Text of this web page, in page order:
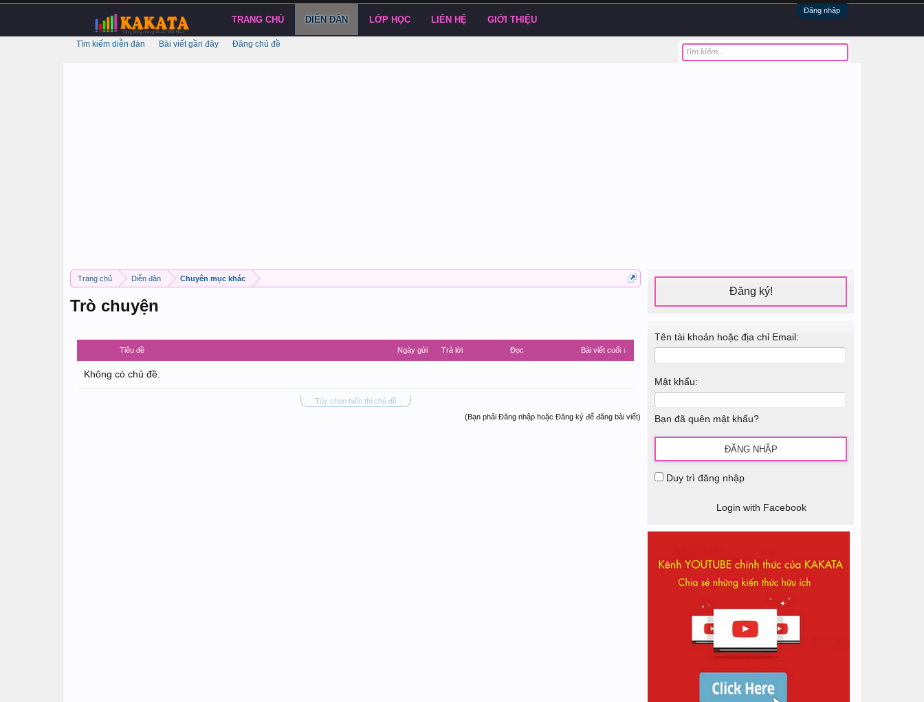
Đăng nhập
Trang chủ Diễn đàn Chuyên mục khác
Trò chuyện
Tiêu đề Ngày gửi Trả lời Đọc Bài viết cuối ↓
Không có chủ đề.
Tùy chọn hiển thị chủ đề
(Bạn phải Đăng nhập hoặc Đăng ký để đăng bài viết)
Đăng ký!
Tên tài khoản hoặc địa chỉ Email:
Mật khẩu:
Bạn đã quên mật khẩu?
Duy trì đăng nhập
Login with Facebook
TRANG CHỦ DIỄN ĐÀN
Tìm kiếm diễn đàn Bài viết gần đây Đăng chủ đề
LỚP HỌC LIÊN HỆ GIỚI THIỆU